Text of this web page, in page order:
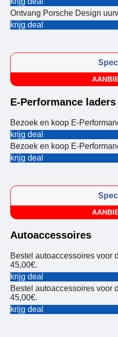
Ontvang Porsche Design
krijg deal
E-Performance laders
Bezoek en koop E-
krijg deal
Bezoek en koop E-
krijg deal
Autoaccessoires
Bestel autoaccessoires voor
45,00€.
krijg deal
Bestel autoaccessoires voor
45,00€.
krijg deal